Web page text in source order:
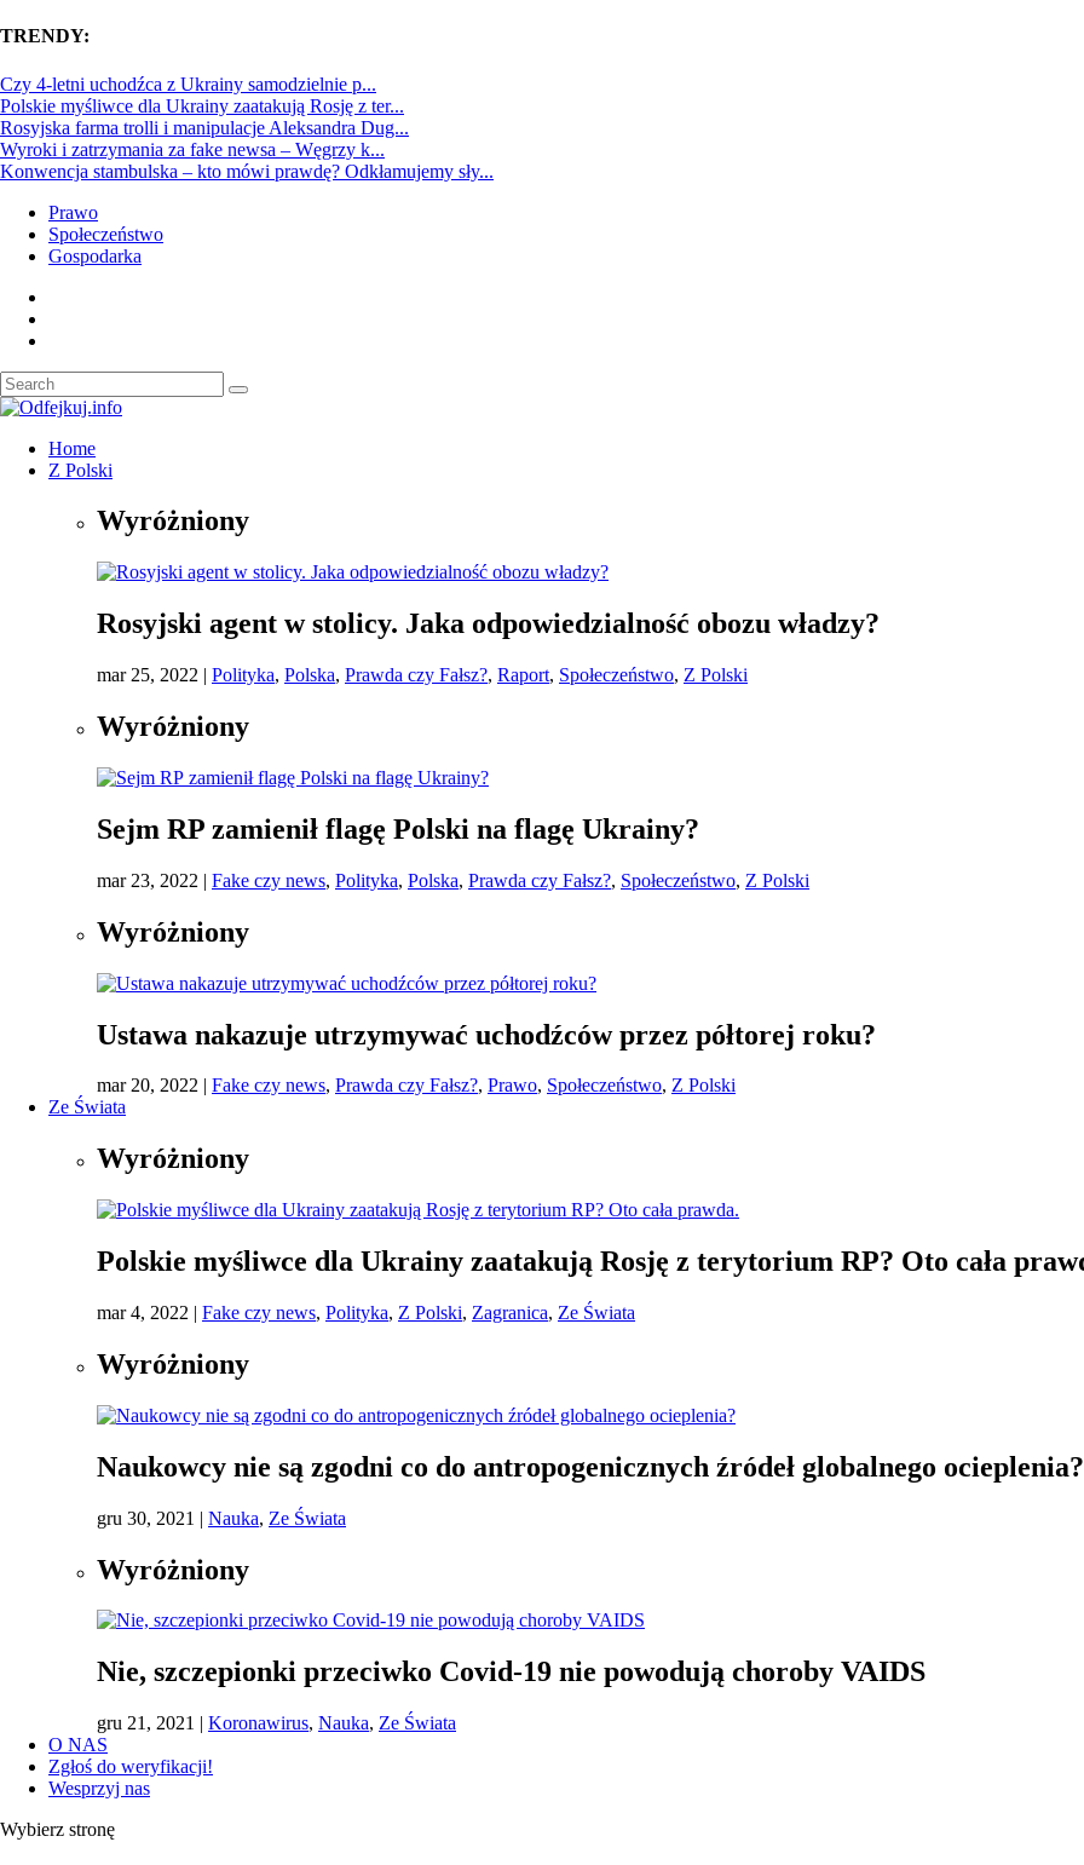
TRENDY:
Czy 4-letni uchodźca z Ukrainy samodzielnie p...
Polskie myśliwce dla Ukrainy zaatakują Rosję z ter...
Rosyjska farma trolli i manipulacje Aleksandra Dug...
Wyroki i zatrzymania za fake newsa – Węgrzy k...
Konwencja stambulska – kto mówi prawdę? Odkłamujemy sły...
Prawo
Społeczeństwo
Gospodarka
Home
Z Polski
Wyróżniony
Rosyjski agent w stolicy. Jaka odpowiedzialność obozu władzy?
mar 25, 2022 | Polityka, Polska, Prawda czy Fałsz?, Raport, Społeczeństwo, Z Polski
Wyróżniony
Sejm RP zamienił flagę Polski na flagę Ukrainy?
mar 23, 2022 | Fake czy news, Polityka, Polska, Prawda czy Fałsz?, Społeczeństwo, Z Polski
Wyróżniony
Ustawa nakazuje utrzymywać uchodźców przez półtorej roku?
mar 20, 2022 | Fake czy news, Prawda czy Fałsz?, Prawo, Społeczeństwo, Z Polski
Ze Świata
Wyróżniony
Polskie myśliwce dla Ukrainy zaatakują Rosję z terytorium RP? Oto cała
mar 4, 2022 | Fake czy news, Polityka, Z Polski, Zagranica, Ze Świata
Wyróżniony
Naukowcy nie są zgodni co do antropogenicznych źródeł globalnego ocieplenia?
gru 30, 2021 | Nauka, Ze Świata
Wyróżniony
Nie, szczepionki przeciwko Covid-19 nie powodują choroby VAIDS
gru 21, 2021 | Koronawirus, Nauka, Ze Świata
O NAS
Zgłoś do weryfikacji!
Wesprzyj nas
Wybierz stronę